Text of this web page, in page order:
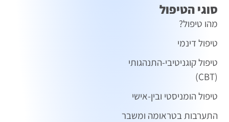
סוגי הטיפול
מהו טיפול?
טיפול דינמי
טיפול קוגניטיבי-התנהגותי
(CBT)
טיפול הומניסטי ובין-אישי
התערבות בטראומה ומשבר